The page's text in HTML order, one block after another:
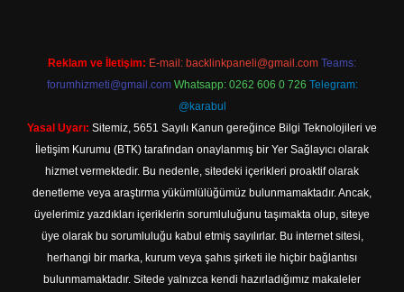
Reklam ve İletişim: E-mail: backlinkpaneli@gmail.com Teams:
forumhizmeti@gmail.com Whatsapp: 0262 606 0 726 Telegram:
@karabul
Yasal Uyarı: Sitemiz, 5651 Sayılı Kanun gereğince Bilgi Teknolojileri ve
İletişim Kurumu (BTK) tarafından onaylanmış bir Yer Sağlayıcı olarak
hizmet vermektedir. Bu nedenle, sitedeki içerikleri proaktif olarak
denetleme veya araştırma yükümlülüğümüz bulunmamaktadır. Ancak,
üyelerimiz yazdıkları içeriklerin sorumluluğunu taşımakta olup, siteye
üye olarak bu sorumluluğu kabul etmiş sayılırlar. Bu internet sitesi,
herhangi bir marka, kurum veya şahıs şirketi ile hiçbir bağlantısı
bulunmamaktadır. Sitede yalnızca kendi hazırladığımız makaleler